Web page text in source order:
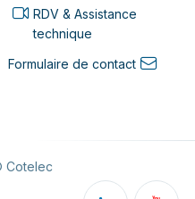
RDV & Assistance
technique
Formulaire de contact
Cotelec